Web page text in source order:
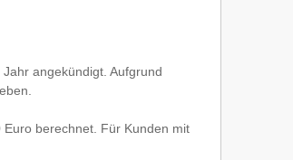
angekündigt. Aufgrund
berechnet. Für Kunden mit